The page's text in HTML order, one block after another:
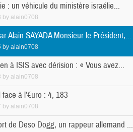
: un véhicule du ministère israélie...
by alain0708
Alain SAYADA Monsieur le Président,...
byalain0708
à ISIS avec dérision : « Vous avez...
by alain0708
à l’€uro : 4, 183
by alain0708
de Deso Dogg, un rappeur allemand ...